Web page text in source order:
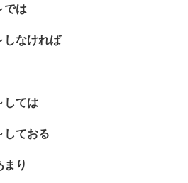
は
なければ
ては
おる
り